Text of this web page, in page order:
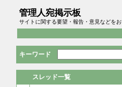
管理人宛掲示板
サイトに関する要望・報告・意見などをお
キーワード
スレッド一覧